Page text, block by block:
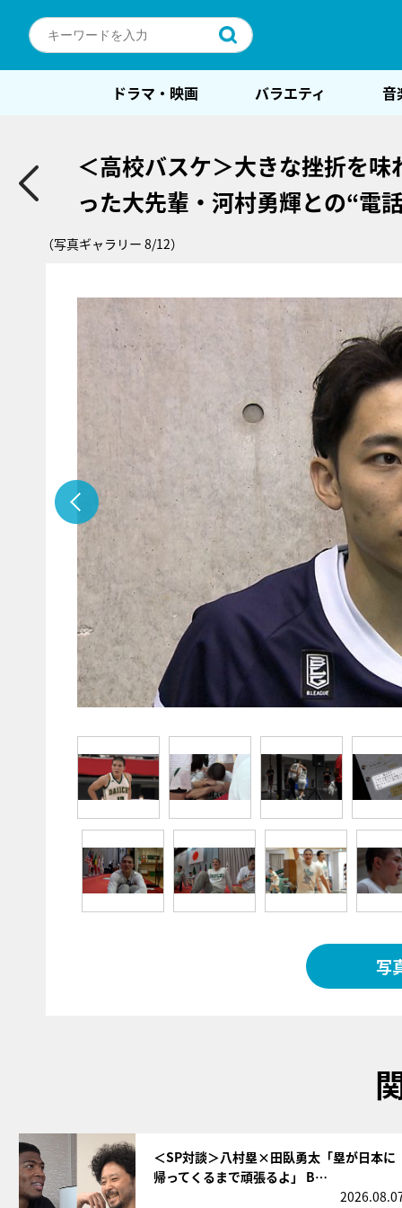
ドラマ・映画 バラエティ 音
＜高校バスケ＞大きな挫折を
った大先輩・河村勇輝との“電
（写真ギャラリー 8/12）
写
＜SP対談＞八村塁×田臥勇太「塁が日本に
帰ってくるまで頑張るよ」 B…